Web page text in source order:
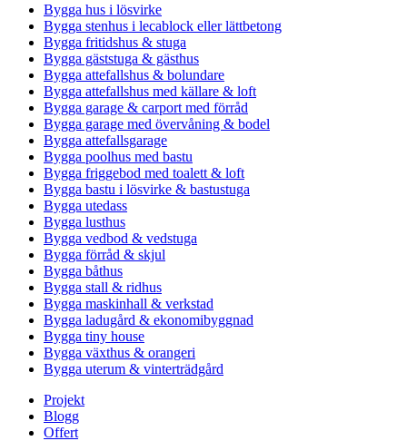
Bygga hus i lösvirke
Bygga stenhus i lecablock eller lättbetong
Bygga fritidshus & stuga
Bygga gäststuga & gästhus
Bygga attefallshus & bolundare
Bygga attefallshus med källare & loft
Bygga garage & carport med förråd
Bygga garage med övervåning & bodel
Bygga attefallsgarage
Bygga poolhus med bastu
Bygga friggebod med toalett & loft
Bygga bastu i lösvirke & bastustuga
Bygga utedass
Bygga lusthus
Bygga vedbod & vedstuga
Bygga förråd & skjul
Bygga båthus
Bygga stall & ridhus
Bygga maskinhall & verkstad
Bygga ladugård & ekonomibyggnad
Bygga tiny house
Bygga växthus & orangeri
Bygga uterum & vinterträdgård
Projekt
Blogg
Offert